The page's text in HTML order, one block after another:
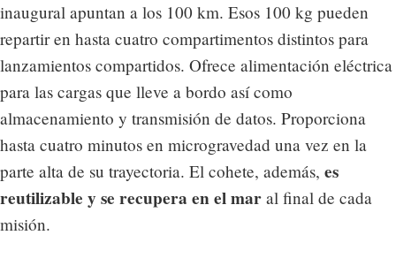
inaugural apuntan a los 100 km. Esos 100 kg pueden
repartir en hasta cuatro compartimentos distintos para
lanzamientos compartidos. Ofrece alimentación eléctrica
para las cargas que lleve a bordo así como
almacenamiento y transmisión de datos. Proporciona
hasta cuatro minutos en microgravedad una vez en la
parte alta de su trayectoria. El cohete, además, es
reutilizable y se recupera en el mar al final de cada
misión.